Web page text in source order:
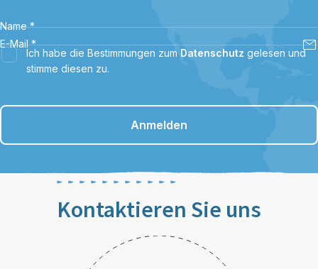
Name *
E-Mail *
Ich habe die Bestimmungen zum Datenschutz gelesen und
stimme diesen zu.
Anmelden
Kontaktieren Sie uns